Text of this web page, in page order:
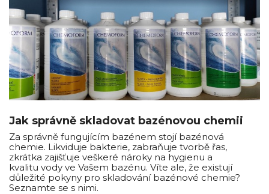
Jak správně skladovat bazénovou chemii
Za správně fungujícím bazénem stojí bazénová
chemie. Likviduje bakterie, zabraňuje tvorbě řas,
zkrátka zajišťuje veškeré nároky na hygienu a
kvalitu vody ve Vašem bazénu. Víte ale, že existují
důležité pokyny pro skladování bazénové chemie?
Seznamte se s nimi.